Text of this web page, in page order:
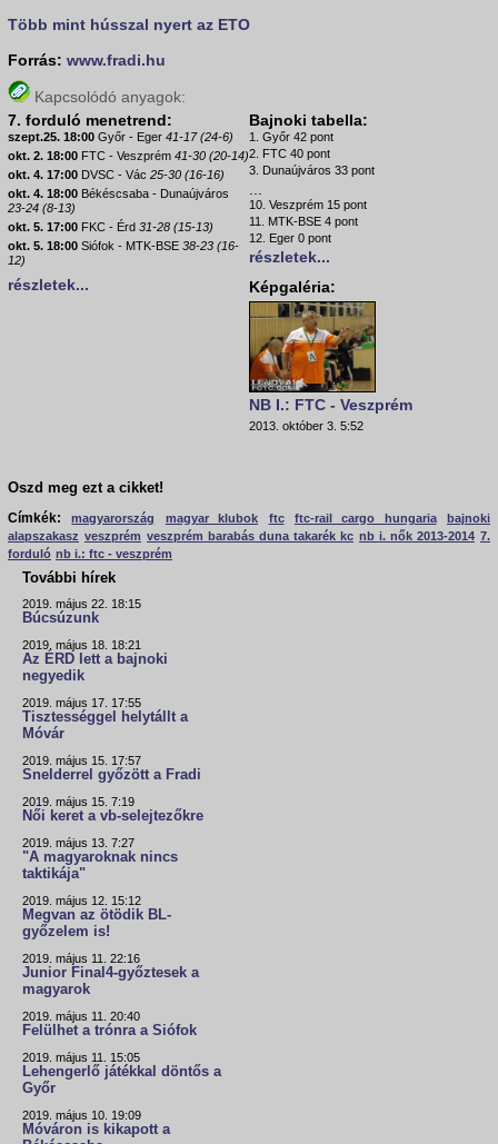
Több mint hússzal nyert az ETO
Forrás: www.fradi.hu
Kapcsolódó anyagok:
7. forduló menetrend:
szept.25. 18:00 Győr - Eger 41-17 (24-6)
okt. 2. 18:00 FTC - Veszprém 41-30 (20-14)
okt. 4. 17:00 DVSC - Vác 25-30 (16-16)
okt. 4. 18:00 Békéscsaba - Dunaújváros
23-24 (8-13)
okt. 5. 17:00 FKC - Érd 31-28 (15-13)
okt. 5. 18:00 Siófok - MTK-BSE 38-23 (16-
12)
részletek...
Bajnoki tabella:
1. Győr 42 pont
2. FTC 40 pont
3. Dunaújváros 33 pont
10. Veszprém 15 pont
11. MTK-BSE 4 pont
12. Eger 0 pont
részletek...
Képgaléria:
NB I.: FTC - Veszprém
2013. október 3. 5:52
Oszd meg ezt a cikket!
Címkék:
magyarország magyar klubok ftc ftc-rail cargo hungaria
bajnoki
alapszakasz veszprém veszprém barabás duna takarék kc nb i. nők 2013-2014 7.
forduló nb i.: ftc - veszprém
További hírek
2019. május 22. 18:15
Búcsúzunk
2019. május 18. 18:21
Az ÉRD lett a bajnoki
negyedik
2019. május 17. 17:55
Tisztességgel helytállt a
Móvár
2019. május 15. 17:57
Snelderrel győzött a Fradi
2019. május 15. 7:19
Női keret a vb-selejtezőkre
2019. május 13. 7:27
"A magyaroknak nincs
taktikája"
2019. május 12. 15:12
Megvan az ötödik BL-
győzelem is!
2019. május 11. 22:16
Junior Final4-győztesek a
magyarok
2019. május 11. 20:40
Felülhet a trónra a Siófok
2019. május 11. 15:05
Lehengerlő játékkal döntős a
Győr
2019. május 10. 19:09
Móváron is kikapott a